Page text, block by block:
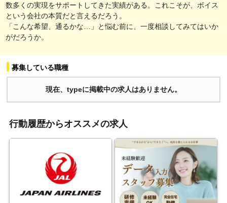
数多くの実現をサポートしてきた実績がある。これこそが、ボイス
という会社の本質だと言えるだろう。
「こんな希望、通るかな…」と悩む前に、一度相談してみてはいか
がだろうか。
募集している職種
現在、typeに掲載中の求人はありません。
行動履歴からオススメの求人